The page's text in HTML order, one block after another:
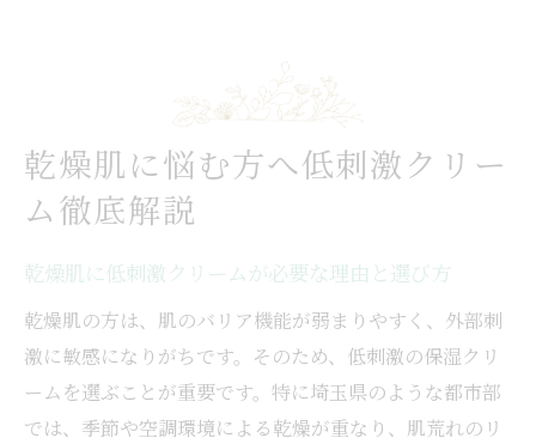
即効性を重視した保湿ケア選びの新常識
保湿クリームで早く効果を実感するコツ
乾燥肌の変化を感じる新しいケア方法
低刺激で即効性を叶える選び方の基準
乾燥肌に優しい成分選びのポイント解説
敏感肌対応クリームの配合成分を比較
乾燥肌に悩む方へ低刺激クリー
ム徹底解説
乾燥肌に低刺激クリームが必要な理由と選び方
乾燥肌の方は、肌のバリア機能が弱まりやすく、外部刺
激に敏感になりがちです。そのため、低刺激の保湿クリ
ームを選ぶことが重要です。特に埼玉県のような都市部
では、季節や空調環境による乾燥が重なり、肌荒れのリ